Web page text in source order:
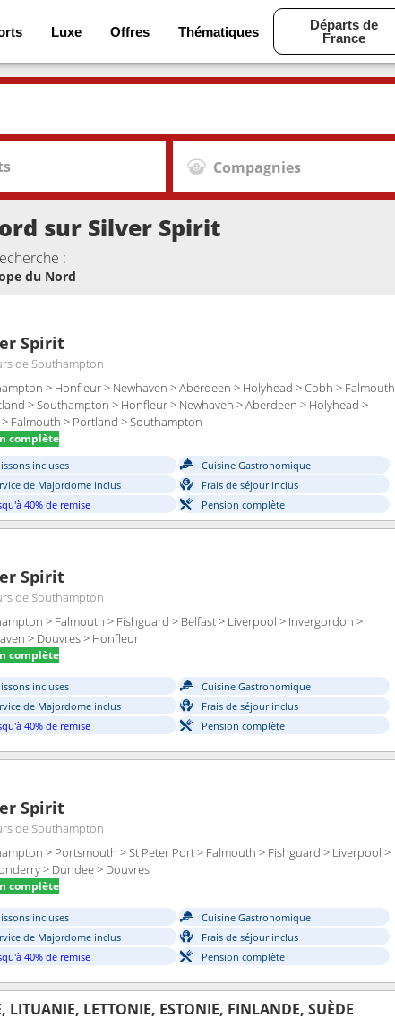
Luxe Offres Thématiques
Départs de
France
Compagnies
sur Silver Spirit
:
du Nord
Spirit
de Southampton
> Honfleur > Newhaven > Aberdeen > Holyhead > Cobh > Falmouth
> Southampton > Honfleur > Newhaven > Aberdeen > Holyhead >
Falmouth > Portland > Southampton
complète
incluses
Cuisine Gastronomique
de Majordome inclus
Frais de séjour inclus
40% de remise
Pension complète
Spirit
de Southampton
> Falmouth > Fishguard > Belfast > Liverpool > Invergordon >
> Douvres > Honfleur
complète
incluses
Cuisine Gastronomique
de Majordome inclus
Frais de séjour inclus
40% de remise
Pension complète
Spirit
de Southampton
> Portsmouth > St Peter Port > Falmouth > Fishguard > Liverpool >
> Dundee > Douvres
complète
incluses
Cuisine Gastronomique
de Majordome inclus
Frais de séjour inclus
40% de remise
Pension complète
LETTONIE, ESTONIE, FINLANDE, SUÈDE